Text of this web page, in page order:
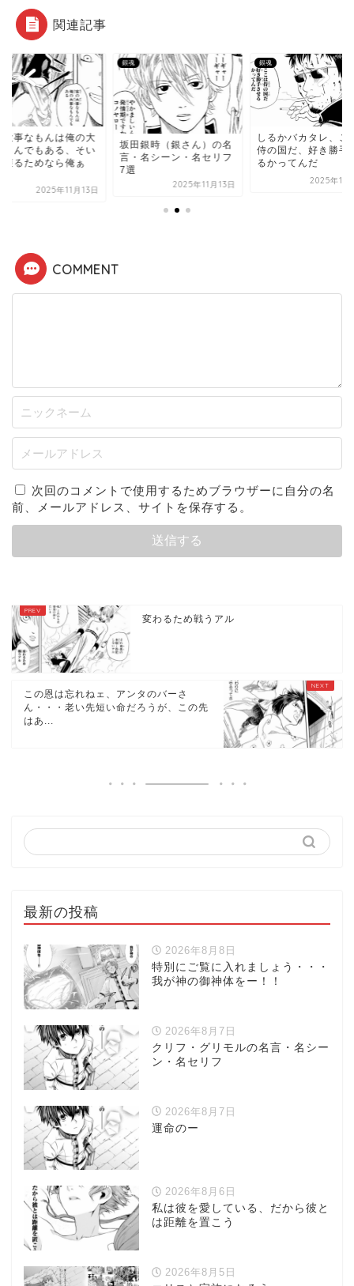
関連記事
大事なもんは俺の大
もんでもある、そい
護るためなら俺ぁ
2025年11月13日
銀魂
坂田銀時（銀さん）の名
言・名シーン・名セリフ
7選
2025年11月13日
銀魂
しるかバカタレ、こ
侍の国だ、好き勝手
るかってんだ
2025年11
COMMENT
次回のコメントで使用するためブラウザーに自分の名
前、メールアドレス、サイトを保存する。
変わるため戦うアル
この恩は忘れねェ、アンタのバーさ
ん・・・老い先短い命だろうが、この先
はあ...
最新の投稿
2026年8月8日
特別にご覧に入れましょう・・・
我が神の御神体をー！！
2026年8月7日
クリフ・グリモルの名言・名シー
ン・名セリフ
2026年8月7日
運命のー
2026年8月6日
私は彼を愛している、だから彼と
は距離を置こう
2026年8月5日